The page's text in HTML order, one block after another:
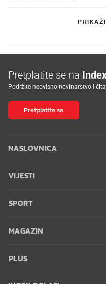
Pretplatite se na
Podržite neovisno novinarstvo i
Pretplatite se
NASLOVNICA
VIJESTI
SPORT
MAGAZIN
PLUS